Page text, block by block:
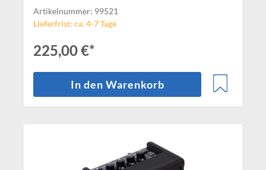
Artikelnummer: 99521
Lieferfrist: ca. 4-7 Tage
225,00 €*
In den Warenkorb